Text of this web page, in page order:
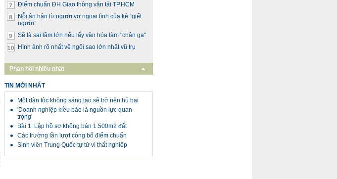
Điểm chuẩn ĐH Giao thông vận tải TP.HCM
Nỗi ân hận từ người vợ ngoại tình của kẻ “giết
người”
Sẽ là sai lầm lớn nếu lấy văn hóa làm "chân ga"
Hình ảnh rõ nhất về ngôi sao lớn nhất vũ trụ
Phản hồi nhiều nhất
TIN MỚI NHẤT
Một dân tộc không sáng tạo sẽ trở nên hủ bại
'Doanh nghiệp kiều bào là nguồn lực quan
trọng'
Bài 1: Lập hồ sơ khống bán 1.500m2 đất
Các trường lần lượt công bố điểm chuẩn
Sinh viên Trung Quốc tự tử vì thất nghiệp